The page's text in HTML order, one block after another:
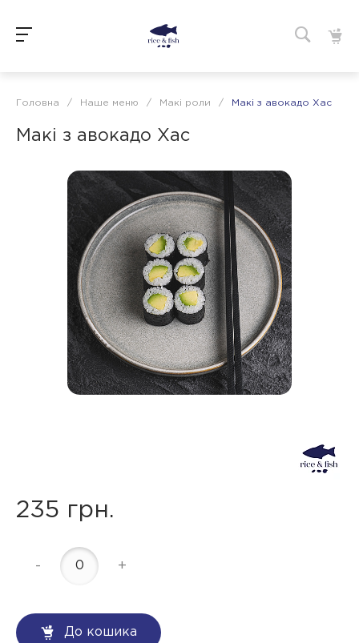
Головна / Наше меню / Макі роли / Макі з авокадо Хас
Макі з авокадо Хас
235 грн.
- +
До кошика